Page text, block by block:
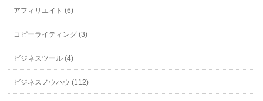
アフィリエイト (6)
コピーライティング (3)
ビジネスツール (4)
ビジネスノウハウ (112)